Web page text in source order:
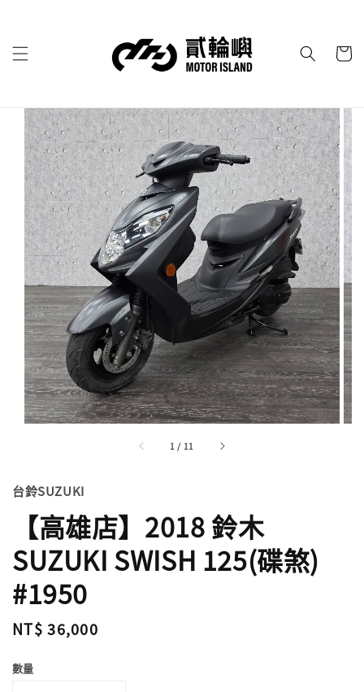
1 / 11
台鈴SUZUKI
【高雄店】2018 鈴木
SUZUKI SWISH 125(碟煞)
#1950
Regular
NT$ 36,000
數量